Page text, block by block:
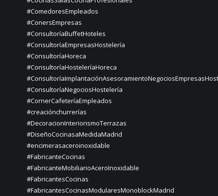
#ComedoresEmpleados
#ConersEmpresas
#ConsultoríaBuffetHoteles
#ConsultoríaEmpresasHostelería
#ConsultoríaHoreca
#ConsultoríaHosteleríaHoreca
#ConsultoríaNegociosHostelería
#CornerCafeteríaEmpleados
#creaciónchurrerías
#DecoracionInteriorismoTerrazas
#DiseñoCocinasaMedidaMadrid
#encimerasaceroinoxidable
#FabricanteCocinas
#FabricanteMobiliarioAceroInoxidable
#FabricantesCocinas
#FabricantesCocinasModularesMonoblockMadrid